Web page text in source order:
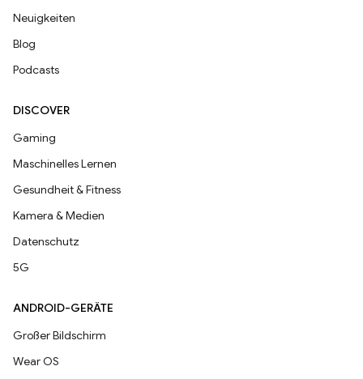
Neuigkeiten
Blog
Podcasts
DISCOVER
Gaming
Maschinelles Lernen
Gesundheit & Fitness
Kamera & Medien
Datenschutz
5G
ANDROID-GERÄTE
Großer Bildschirm
Wear OS